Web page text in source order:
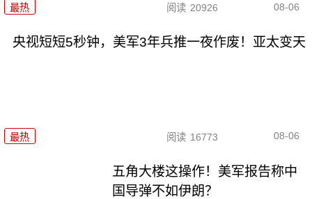
最热 阅读 20926 08-06
央视短短5秒钟，美军3年兵推一夜作废！亚太变天
最热 阅读 16773 08-06
五角大楼这操作！美军报告称中
国导弹不如伊朗？